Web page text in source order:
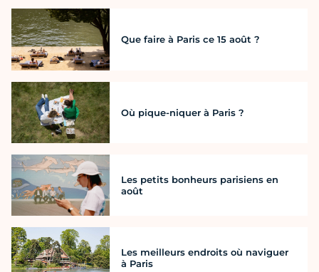
Que faire à Paris ce 15 août ?
Où pique-niquer à Paris ?
Les petits bonheurs parisiens en
août
Les meilleurs endroits où naviguer
à Paris